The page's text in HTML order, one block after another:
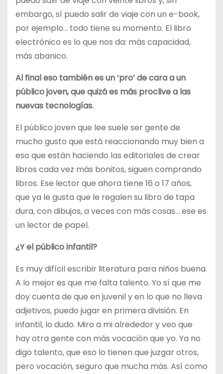
embargo, sí puedo salir de viaje con un e-book,
por ejemplo… todo tiene su momento. El libro
electrónico es lo que nos da: más capacidad,
más abanico.
Al final eso también es un ‘pro’ de cara a un
público joven, que quizá es más proclive a las
nuevas tecnologías.
El público joven que lee suele ser gente de
mucho gusto que está reaccionando muy bien a
eso que están haciendo las editoriales de crear
libros cada vez más bonitos, siguen comprando
libros. Ese lector que ahora tiene 16 o 17 años,
que ya le gusta que le regalen su libro de tapa
dura, con dibujos, a veces con más cosas… ese es
un lector de papel.
¿Y el público infantil?
Es muy difícil escribir literatura para niños buena.
A lo mejor es que me falta talento. Yo sí que me
doy cuenta de que en juvenil y en lo que no lleva
adjetivos, puedo jugar en primera división. En
infantil, lo dudo. Miro a mi alrededor y veo que
hay otra gente con más vocación que yo. Ya no
digo talento, que eso lo tienen que juzgar otros,
pero vocación, seguro que mucha más. Así como